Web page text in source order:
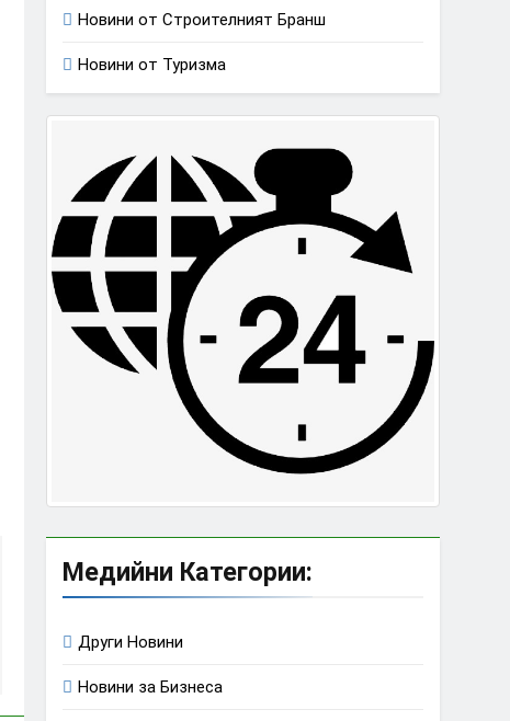
Новини от Строителният Бранш
Новини от Туризма
Медийни Категории:
Други Новини
Новини за Бизнеса